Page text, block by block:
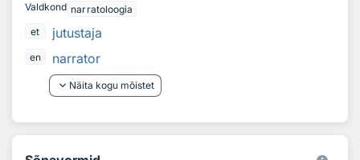
Valdkond narratoloogia
et
jutustaja
en
narrator
keyboard_arrow_down Näita kogu mõistet